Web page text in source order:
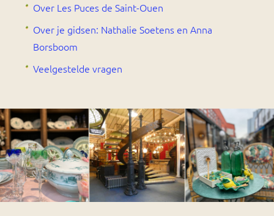
Over Les Puces de Saint-Ouen
Over je gidsen: Nathalie Soetens en Anna
Borsboom
Veelgestelde vragen